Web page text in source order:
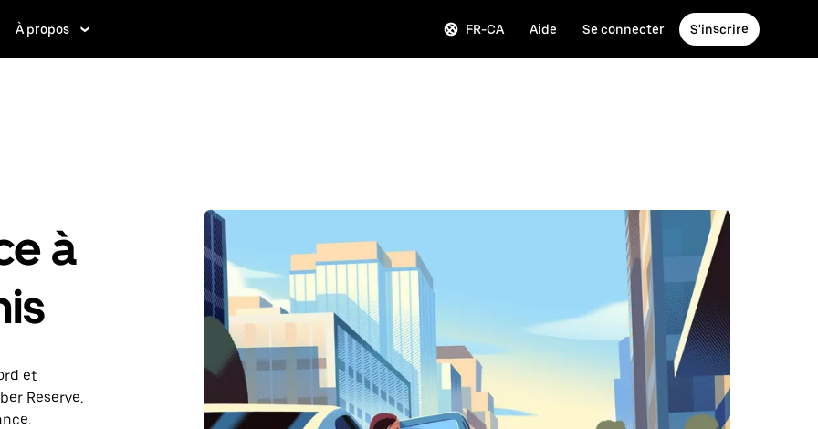
À propos FR-CA Aide Se connecter S'inscrire
à
et
Reserve.